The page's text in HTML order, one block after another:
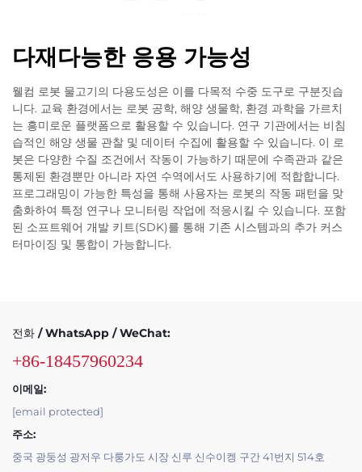
다재다능한 응용 가능성
웰컴 로봇 물고기의 다용도성은 이를 다목적 수중 도구로 구분짓습
니다. 교육 환경에서는 로봇 공학, 해양 생물학, 환경 과학을 가르치
는 흥미로운 플랫폼으로 활용할 수 있습니다. 연구 기관에서는 비침
습적인 해양 생물 관찰 및 데이터 수집에 활용할 수 있습니다. 이 로
봇은 다양한 수질 조건에서 작동이 가능하기 때문에 수족관과 같은
통제된 환경뿐만 아니라 자연 수역에서도 사용하기에 적합합니다.
프로그래밍이 가능한 특성을 통해 사용자는 로봇의 작동 패턴을 맞
춤화하여 특정 연구나 모니터링 작업에 적응시킬 수 있습니다. 포함
된 소프트웨어 개발 키트(SDK)를 통해 기존 시스템과의 추가 커스
터마이징 및 통합이 가능합니다.
전화 / WhatsApp / WeChat:
+86-18457960234
이메일:
[email protected]
주소:
중국 광둥성 광저우 다룽가도 시장 신루 신수이켕 구간 41번지 514호